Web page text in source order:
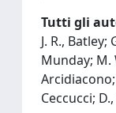
Tutti gli
J. R., Batley;
Munday; M.
Ceccucci;